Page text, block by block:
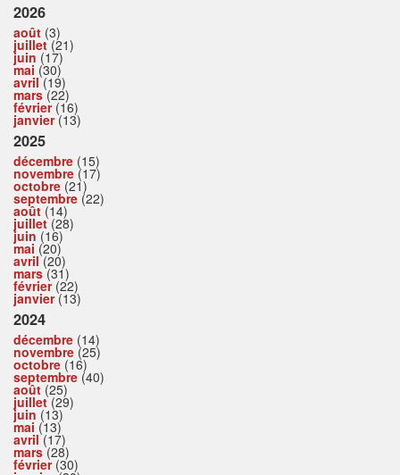
2026
août (3)
juillet(21)
juin (17)
mai (30)
avril(19)
mars(22)
février(16)
janvier(13)
2025
décembre (15)
novembre (17)
octobre (21)
septembre (22)
août (14)
juillet(28)
juin (16)
mai (20)
avril(20)
mars(31)
février(22)
janvier(13)
2024
décembre (14)
novembre (25)
octobre (16)
septembre (40)
août (25)
juillet(29)
juin (13)
mai (13)
avril(17)
mars(28)
février(30)